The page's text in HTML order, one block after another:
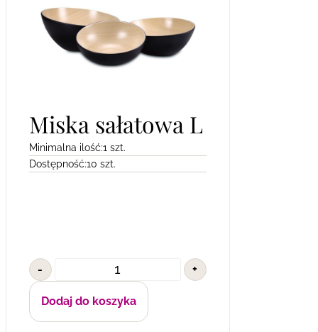
Miska sałatowa L
Minimalna ilość:1 szt.
Dostępność:10 szt.
- +
Dodaj do koszyka